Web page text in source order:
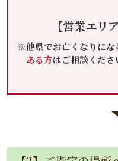
【営業エリア
※他県でお亡くなりにな
ある方はご相談くださ